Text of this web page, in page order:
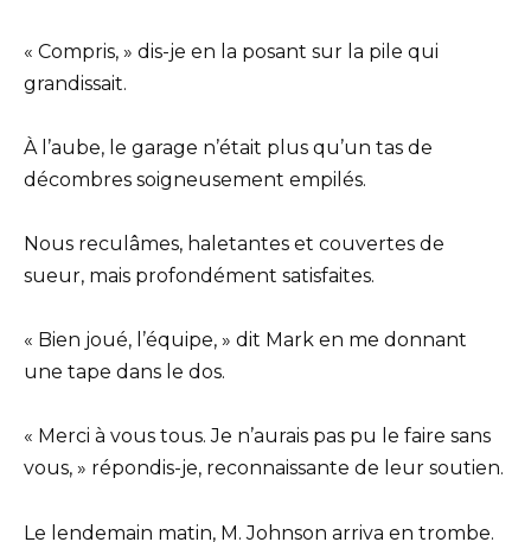
« Compris, » dis-je en la posant sur la pile qui
grandissait.
À l’aube, le garage n’était plus qu’un tas de
décombres soigneusement empilés.
Nous reculâmes, haletantes et couvertes de
sueur, mais profondément satisfaites.
« Bien joué, l’équipe, » dit Mark en me donnant
une tape dans le dos.
« Merci à vous tous. Je n’aurais pas pu le faire sans
vous, » répondis-je, reconnaissante de leur soutien.
Le lendemain matin, M. Johnson arriva en trombe.